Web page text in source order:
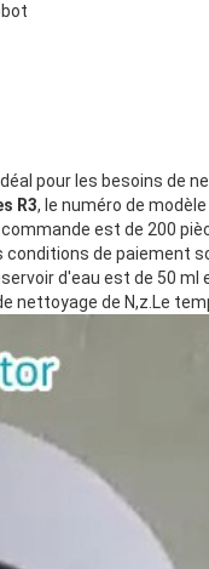
pour les besoins de
R3, le numéro de
est de 200
conditions de paiement
d'eau est de 50
nettoyage de N,z.Le